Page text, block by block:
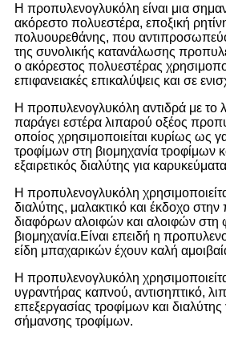
Η προπυλενογλυκόλη είναι μια
ακόρεστο πολυεστέρα, εποξική
πολυουρεθάνης, που
της συνολικής κατανάλωσης
ο ακόρεστος πολυεστέρας
επιφανειακές επικαλύψεις και σε
Η προπυλενογλυκόλη αντιδρά με το
παράγει εστέρα λιπαρού οξέος
οποίος χρησιμοποιείται κυρίως ως
τροφίμων στη βιομηχανία τροφίμων
εξαιρετικός διαλύτης για
Η προπυλενογλυκόλη
διαλύτης, μαλακτικό και έκδοχο
διαφόρων αλοιφών και αλοιφών στη
βιομηχανία.Είναι επειδή η
είδη μπαχαρικών έχουν καλή
Η προπυλενογλυκόλη
υγραντήρας καπνού, αντισηπτικό,
επεξεργασίας τροφίμων και διαλύτης
σήμανσης τροφίμων.